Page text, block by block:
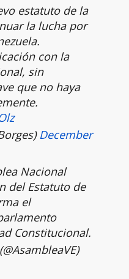
estatuto de la
la lucha por
con la
sin
que no haya
December
Nacional
del Estatuto de
el
Constitucional.